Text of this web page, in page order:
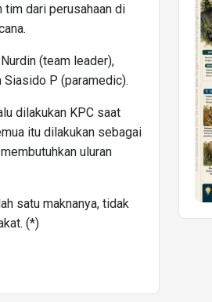
tim dari perusahaan di
(team leader),
Siasido P (paramedic).
dilakukan KPC saat
itu dilakukan sebagai
uluran
satu maknanya, tidak
(*)